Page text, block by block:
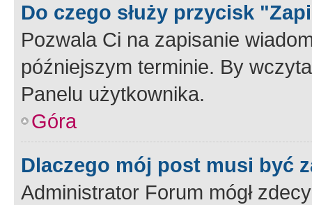
Do czego służy przycisk
Pozwala Ci na zapisanie
późniejszym terminie. By
Panelu użytkownika.
Góra
Dlaczego mój post musi być
Administrator Forum mógł